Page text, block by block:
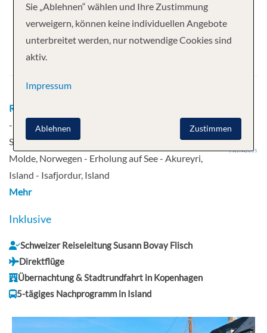
15 NächteRegal Princess
Abfahrt
Route
- Kristiansand, Norwegen - Skagen, Dänemark -
Stavanger, Norwegen - Nordfjordeid, Norwegen -
Molde, Norwegen - Erholung auf See - Akureyri,
Island - Isafjordur, Island
Mehr
Inklusive
Schweizer Reiseleitung Susann Bovay Flisch
Direktflüge
Übernachtung & Stadtrundfahrt in Kopenhagen
5-tägiges Nachprogramm in Island
Sie „Ablehnen“ wählen und Ihre Zustimmung
verweigern, können keine individuellen Angebote
unterbreitet werden, nur notwendige Cookies sind
aktiv.
Impressum
Zustimmen
Ablehnen